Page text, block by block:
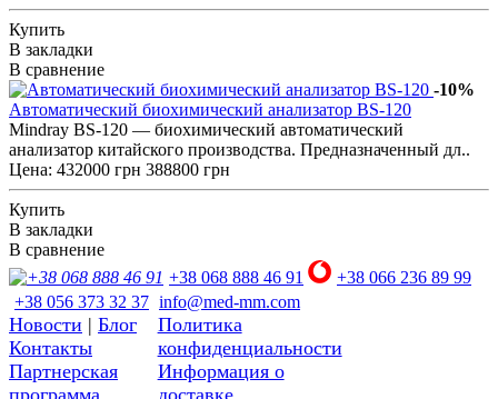
Купить
В закладки
В сравнение
-10%
Автоматический биохимический анализатор BS-120
Mindray BS-120 — биохимический автоматический
анализатор китайского производства. Предназначенный дл..
Цена: 432000 грн 388800 грн
Купить
В закладки
В сравнение
+38 068 888 46 91
+38 066 236 89 99
+38 056 373 32 37 info@med-mm.com
Новости | Блог
Контакты
Партнерская
программа
Политика
конфиденциальности
Информация о
доставке